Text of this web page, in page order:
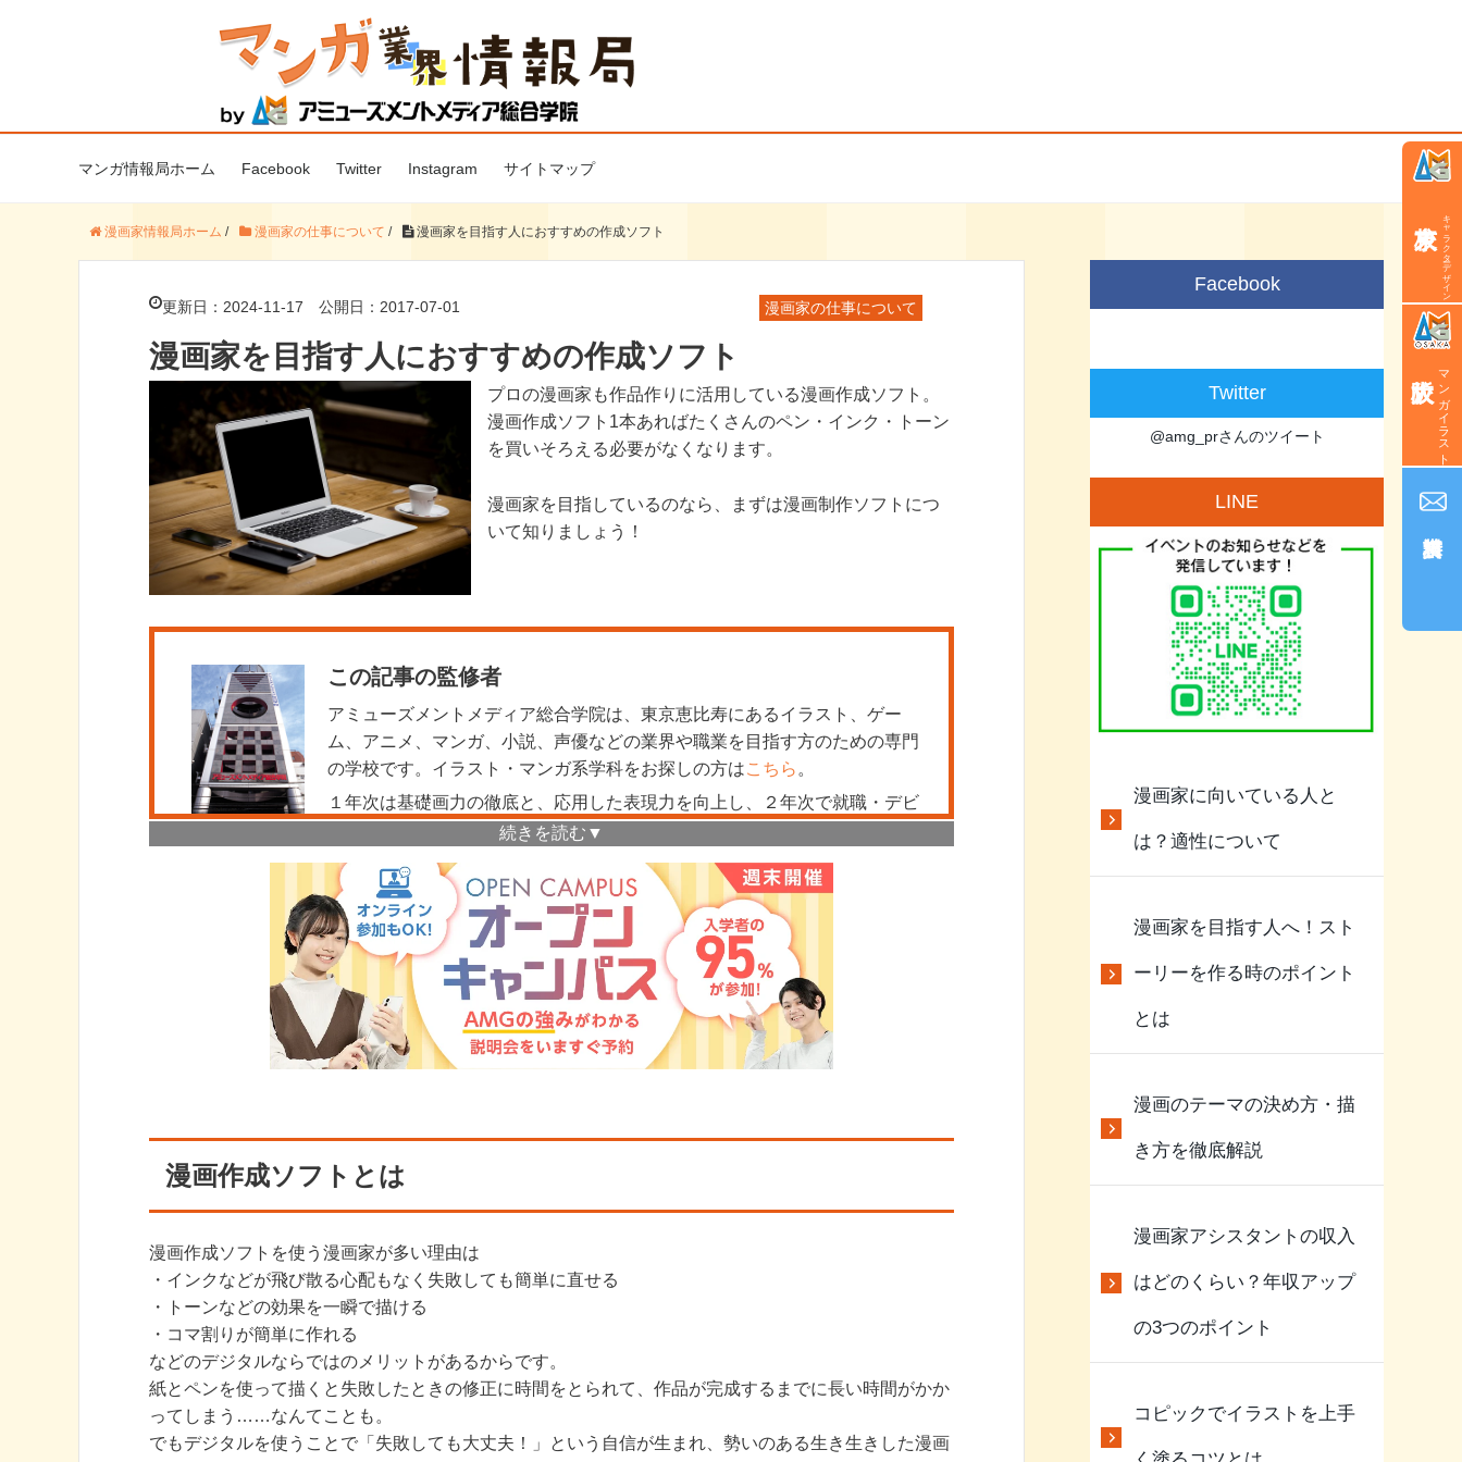
マンガ情報局ホーム Facebook Twitter Instagram サイトマップ
漫画家情報局ホーム / 漫画家の仕事について / 漫画家を目指す人におすすめの作成ソフト
更新日：2024-11-17 公開日：2017-07-01 漫画家の仕事について
漫画家を目指す人におすすめの作成ソフト
プロの漫画家も作品作りに活用している漫画作成ソフト。
漫画作成ソフト1本あればたくさんのペン・インク・トーン
を買いそろえる必要がなくなります。
漫画家を目指しているのなら、まずは漫画制作ソフトにつ
いて知りましょう！
この記事の監修者
アミューズメントメディア総合学院は、東京恵比寿にあるイラスト、ゲー
ム、アニメ、マンガ、小説、声優などの業界や職業を目指す方のための専門
の学校です。イラスト・マンガ系学科をお探しの方はこちら 。
１年次は基礎画力の徹底と、応用した表現力を向上し、２年次で就職・デビ
ューを意識したエンターテイメント性を高めるカリキュラムで、２年で未経
体験説明会では、プロからイラストツールでの絵の描き方など学べますの
で、ご興味がある方は、是非一度参加してくださいね！体験説明会ページは
こちら
漫画作成ソフトとは
漫画作成ソフトを使う漫画家が多い理由は
・インクなどが飛び散る心配もなく失敗しても簡単に直せる
・トーンなどの効果を一瞬で描ける
・コマ割りが簡単に作れる
などのデジタルならではのメリットがあるからです。
紙とペンを使って描くと失敗したときの修正に時間をとられて、作品が完成するまでに長い時間がかか
ってしまう……なんてことも。
でもデジタルを使うことで「失敗しても大丈夫！」という自信が生まれ、勢いのある生き生きした漫画
Facebook
Twitter
@amg_prさんのツイート
LINE
漫画家に向いている人と
は？適性について
漫画家を目指す人へ！スト
ーリーを作る時のポイント
とは
漫画のテーマの決め方・描
き方を徹底解説
漫画家アシスタントの収入
はどのくらい？年収アップ
の3つのポイント
コピックでイラストを上手
キャラクターデザイン学科
マンガイラスト学科